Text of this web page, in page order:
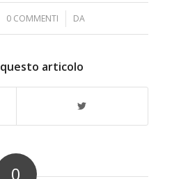
0 COMMENTI
/ DA
articolo
0